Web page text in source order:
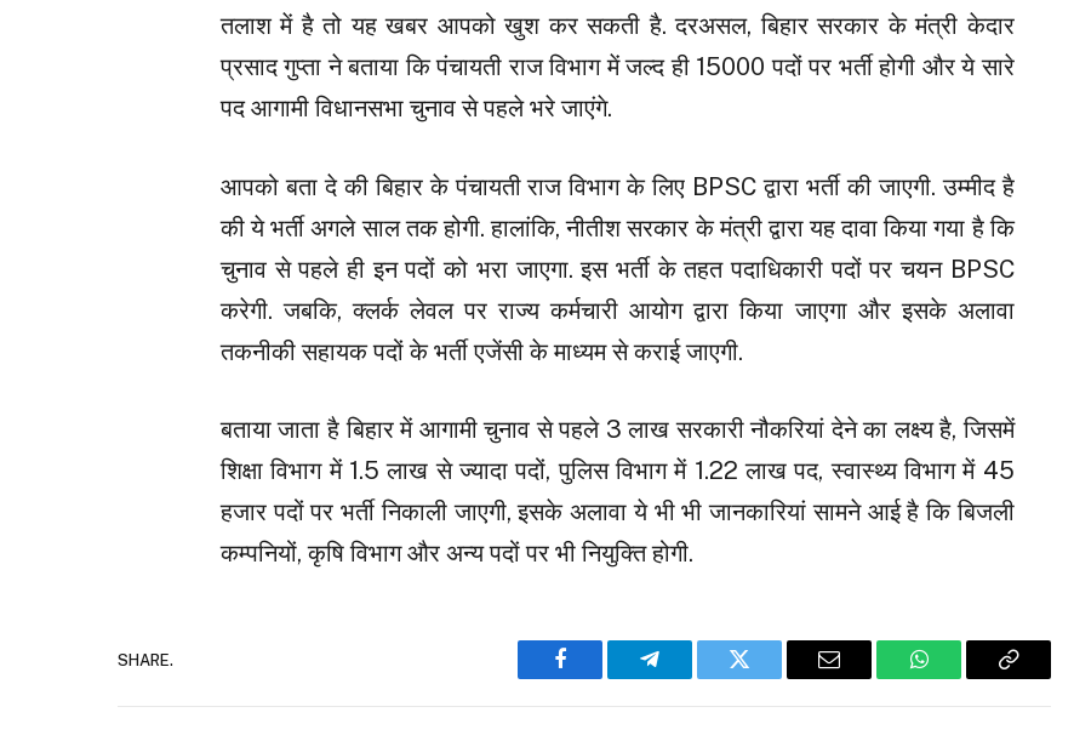
तलाश में है तो यह खबर आपको खुश कर सकती है. दरअसल, बिहार सरकार के मंत्री केदार
प्रसाद गुप्ता ने बताया कि पंचायती राज विभाग में जल्द ही 15000 पदों पर भर्ती होगी और ये सारे
पद आगामी विधानसभा चुनाव से पहले भरे जाएंगे.
आपको बता दे की बिहार के पंचायती राज विभाग के लिए BPSC द्वारा भर्ती की जाएगी. उम्मीद है
की ये भर्ती अगले साल तक होगी. हालांकि, नीतीश सरकार के मंत्री द्वारा यह दावा किया गया है कि
चुनाव से पहले ही इन पदों को भरा जाएगा. इस भर्ती के तहत पदाधिकारी पदों पर चयन BPSC
करेगी. जबकि, क्लर्क लेवल पर राज्य कर्मचारी आयोग द्वारा किया जाएगा और इसके अलावा
तकनीकी सहायक पदों के भर्ती एजेंसी के माध्यम से कराई जाएगी.
बताया जाता है बिहार में आगामी चुनाव से पहले 3 लाख सरकारी नौकरियां देने का लक्ष्य है, जिसमें
शिक्षा विभाग में 1.5 लाख से ज्यादा पदों, पुलिस विभाग में 1.22 लाख पद, स्वास्थ्य विभाग में 45
हजार पदों पर भर्ती निकाली जाएगी, इसके अलावा ये भी भी जानकारियां सामने आई है कि बिजली
कम्पनियों, कृषि विभाग और अन्य पदों पर भी नियुक्ति होगी.
SHARE.
Facebook Telegram Twitter Email WhatsAppCopy